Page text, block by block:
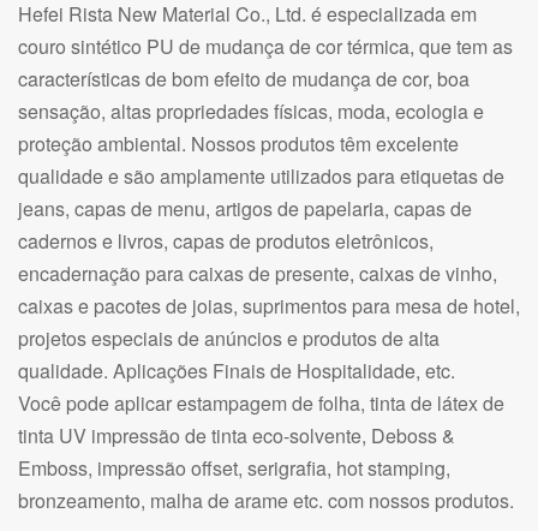
Hefei Rista New Material Co., Ltd. é especializada em
couro sintético PU de mudança de cor térmica, que tem as
características de bom efeito de mudança de cor, boa
sensação, altas propriedades físicas, moda, ecologia e
proteção ambiental. Nossos produtos têm excelente
qualidade e são amplamente utilizados para etiquetas de
jeans, capas de menu, artigos de papelaria, capas de
cadernos e livros, capas de produtos eletrônicos,
encadernação para caixas de presente, caixas de vinho,
caixas e pacotes de joias, suprimentos para mesa de hotel,
projetos especiais de anúncios e produtos de alta
qualidade. Aplicações Finais de Hospitalidade, etc.
Você pode aplicar estampagem de folha, tinta de látex de
tinta UV impressão de tinta eco-solvente, Deboss &
Emboss, impressão offset, serigrafia, hot stamping,
bronzeamento, malha de arame etc. com nossos produtos.